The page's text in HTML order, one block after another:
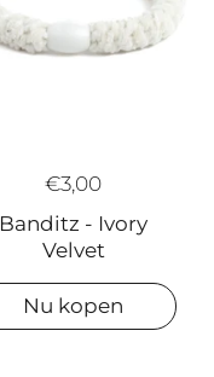
€3,00
Banditz - Ivory
Velvet
Nu kopen